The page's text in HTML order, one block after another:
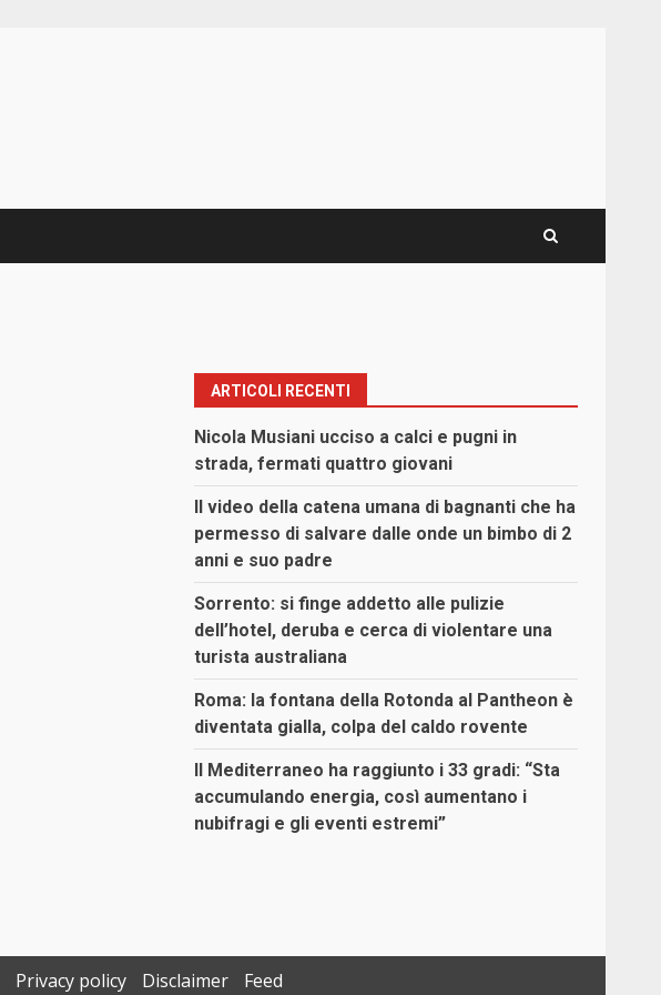
ARTICOLI RECENTI
Nicola Musiani ucciso a calci e pugni in
strada, fermati quattro giovani
Il video della catena umana di bagnanti che ha
permesso di salvare dalle onde un bimbo di 2
anni e suo padre
Sorrento: si finge addetto alle pulizie
dell’hotel, deruba e cerca di violentare una
turista australiana
Roma: la fontana della Rotonda al Pantheon è
diventata gialla, colpa del caldo rovente
Il Mediterraneo ha raggiunto i 33 gradi: “Sta
accumulando energia, così aumentano i
nubifragi e gli eventi estremi”
Privacy policy Disclaimer Feed